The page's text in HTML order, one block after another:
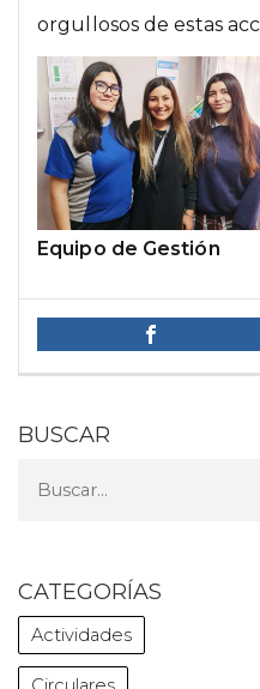
orgullosos de estas
Equipo de Gestión
BUSCAR
CATEGORÍAS
Actividades